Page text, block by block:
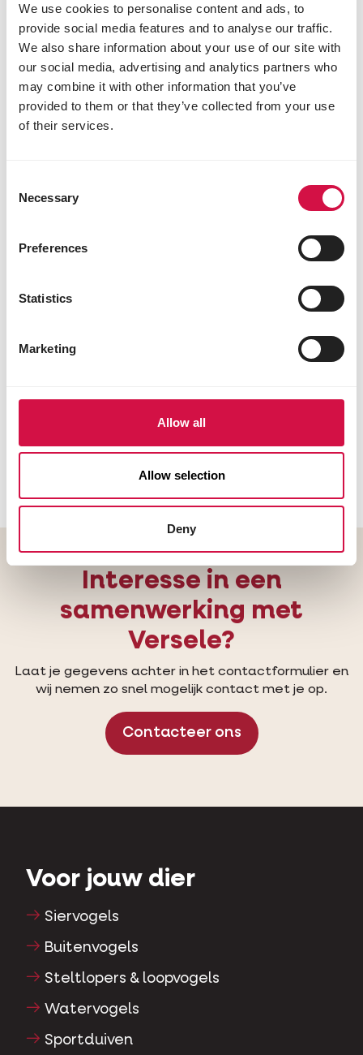
We use cookies to personalise content and ads, to
provide social media features and to analyse our traffic.
We also share information about your use of our site with
our social media, advertising and analytics partners who
may combine it with other information that you’ve
provided to them or that they’ve collected from your use
of their services.
Selection
Necessary
Preferences
Statistics
Marketing
Allow all
Allow selection
Deny
en bouwen aan een sterk geheel vanuit
één krachtig hoofdmerk, ondersteund
door bekende categoriemerken.
Wij delen onze expertise via advies,
sterke connecties met toonaangevende
Wij dragen zorg voor dieren,
Interesse in een
samenwerking met
Versele?
Laat je gegevens achter in het contactformulier en
wij nemen zo snel mogelijk contact met je op.
Contacteer ons
Voor jouw dier
Siervogels
Buitenvogels
Steltlopers & loopvogels
Watervogels
Sportduiven